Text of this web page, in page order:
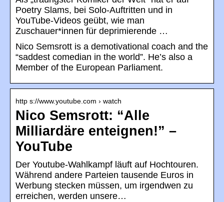
Poetry Slams, bei Solo-Auftritten und in
YouTube-Videos geübt, wie man
Zuschauer*innen für deprimierende …
Nico Semsrott is a demotivational coach and the
“saddest comedian in the world”. He’s also a
Member of the European Parliament.
http s://www.youtube.com › watch
Nico Semsrott: “Alle
Milliardäre enteignen!” –
YouTube
Der Youtube-Wahlkampf läuft auf Hochtouren.
Während andere Parteien tausende Euros in
Werbung stecken müssen, um irgendwen zu
erreichen, werden unsere…